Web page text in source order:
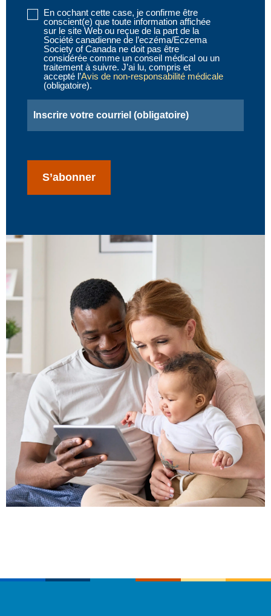
Disclaimer
(obligatoire)
En cochant cette case, je confirme être
conscient(e) que toute information affichée
sur le site Web ou reçue de la part de la
Société canadienne de l’eczéma/Eczema
Society of Canada ne doit pas être
considérée comme un conseil médical ou un
traitement à suivre. J’ai lu, compris et
accepté l’Avis de non-responsabilité médicale
(obligatoire).
(obligatoire)
S’abonner